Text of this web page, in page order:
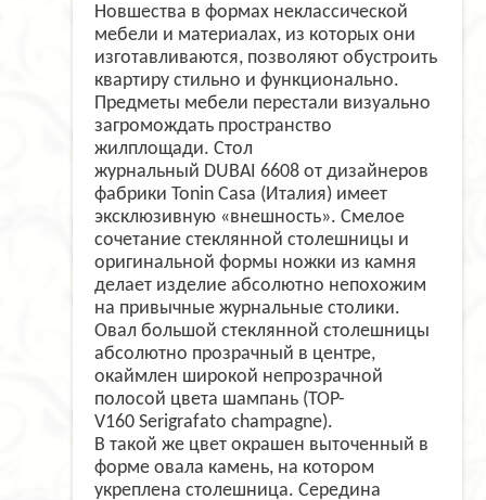
Новшества в формах неклассической
мебели и материалах, из которых они
изготавливаются, позволяют обустроить
квартиру стильно и функционально.
Предметы мебели перестали визуально
загромождать пространство
жилплощади. Стол
журнальный DUBAI 6608 от дизайнеров
фабрики Tonin Casa (Италия) имеет
эксклюзивную «внешность». Смелое
сочетание стеклянной столешницы и
оригинальной формы ножки из камня
делает изделие абсолютно непохожим
на привычные журнальные столики.
Овал большой стеклянной столешницы
абсолютно прозрачный в центре,
окаймлен широкой непрозрачной
полосой цвета шампань (TOP-
V160 Serigrafato champagne).
В такой же цвет окрашен выточенный в
форме овала камень, на котором
укреплена столешница. Середина